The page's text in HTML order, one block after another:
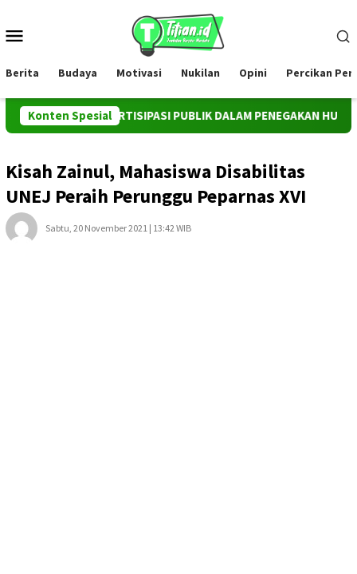
konten
Berita Budaya Motivasi Nukilan Opini Percikan
Konten Spesial
PARTISIPASI PUBLIK DALAM PENEGAKAN HUKUM
Kisah Zainul, Mahasiswa Disabilitas
UNEJ Peraih Perunggu Peparnas XVI
Sabtu, 20 November 2021 | 13:42 WIB